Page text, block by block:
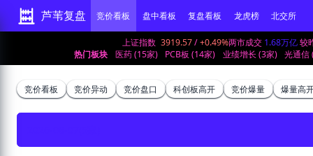
芦苇复盘 竞价看板 盘中看板 复盘看板 龙虎榜 北交所
上证指数 3919.57/+0.49%两市成交 1.68万亿较
热门板块
医药 (15家) PCB板 (14家) 业绩增长 (3家) 光通信
竞价看板 竞价异动 竞价盘口 科创板高开 竞价爆量 爆量高